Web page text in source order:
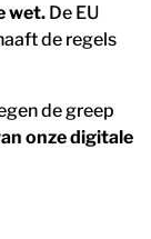
wet. De EU
de regels
de greep
onze digitale